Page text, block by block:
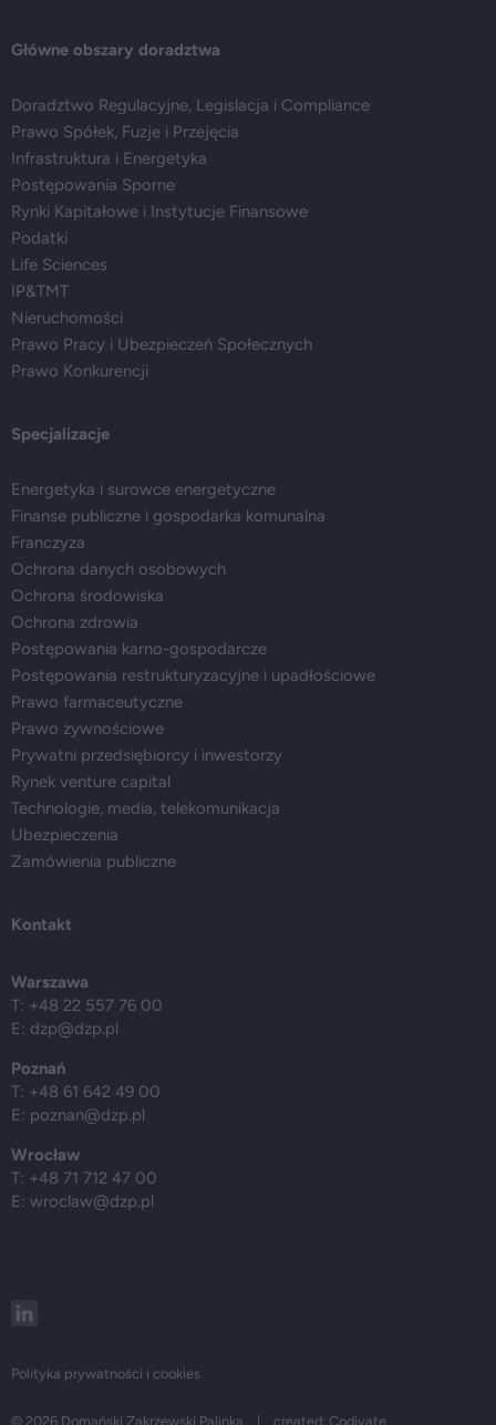
Główne obszary doradztwa
Doradztwo Regulacyjne, Legislacja i Compliance
Prawo Spółek, Fuzje i Przejęcia
Infrastruktura i Energetyka
Postępowania Sporne
Rynki Kapitałowe i Instytucje Finansowe
Podatki
Life Sciences
IP&TMT
Nieruchomości
Prawo Pracy i Ubezpieczeń Społecznych
Prawo Konkurencji
Specjalizacje
Energetyka i surowce energetyczne
Finanse publiczne i gospodarka komunalna
Franczyza
Ochrona danych osobowych
Ochrona środowiska
Ochrona zdrowia
Postępowania karno-gospodarcze
Postępowania restrukturyzacyjne i upadłościowe
Prawo farmaceutyczne
Prawo żywnościowe
Prywatni przedsiębiorcy i inwestorzy
Rynek venture capital
Technologie, media, telekomunikacja
Ubezpieczenia
Zamówienia publiczne
Kontakt
Warszawa
T: +48 22 557 76 00
E: dzp@dzp.pl
Poznań
T: +48 61 642 49 00
E: poznan@dzp.pl
Wrocław
T: +48 71 712 47 00
E: wroclaw@dzp.pl
Polityka prywatności i cookies
© 2026 Domański Zakrzewski Palinka | created: Codivate